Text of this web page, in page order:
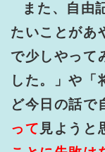
また、自由
たいことがあ
で少しやって
した。」や「
ど今日の話で
って 見ようと